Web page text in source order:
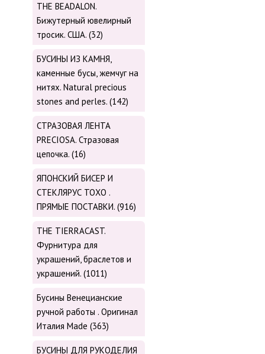
THE BEADALON.
Бижутерный ювелирный
тросик. США. (32)
БУСИНЫ ИЗ КАМНЯ,
каменные бусы, жемчуг на
нитях. Natural precious
stones and perles. (142)
СТРАЗОВАЯ ЛЕНТА
PRECIOSA. Стразовая
цепочка. (16)
ЯПОНСКИЙ БИСЕР И
СТЕКЛЯРУС TOХО .
ПРЯМЫЕ ПОСТАВКИ. (916)
THE TIERRACAST.
Фурнитура для
украшений, браслетов и
украшений. (1011)
Бусины Венецианские
ручной работы . Оригинал
Италия Made (363)
БУСИНЫ ДЛЯ РУКОДЕЛИЯ